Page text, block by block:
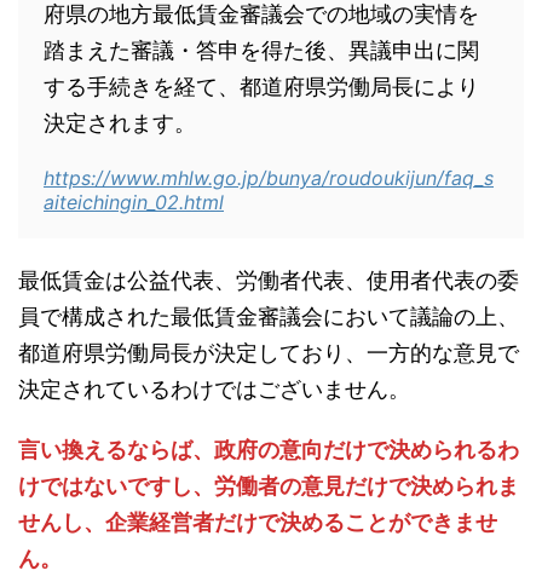
府県の地方最低賃金審議会での地域の実情を
踏まえた審議・答申を得た後、異議申出に関
する手続きを経て、都道府県労働局長により
決定されます。
https://www.mhlw.go.jp/bunya/roudoukijun/faq_s
aiteichingin_02.html
最低賃金は公益代表、労働者代表、使用者代表の委
員で構成された最低賃金審議会において議論の上、
都道府県労働局長が決定しており、一方的な意見で
決定されているわけではございません。
言い換えるならば、政府の意向だけで決められるわ
けではないですし、労働者の意見だけで決められま
せんし、企業経営者だけで決めることができませ
ん。